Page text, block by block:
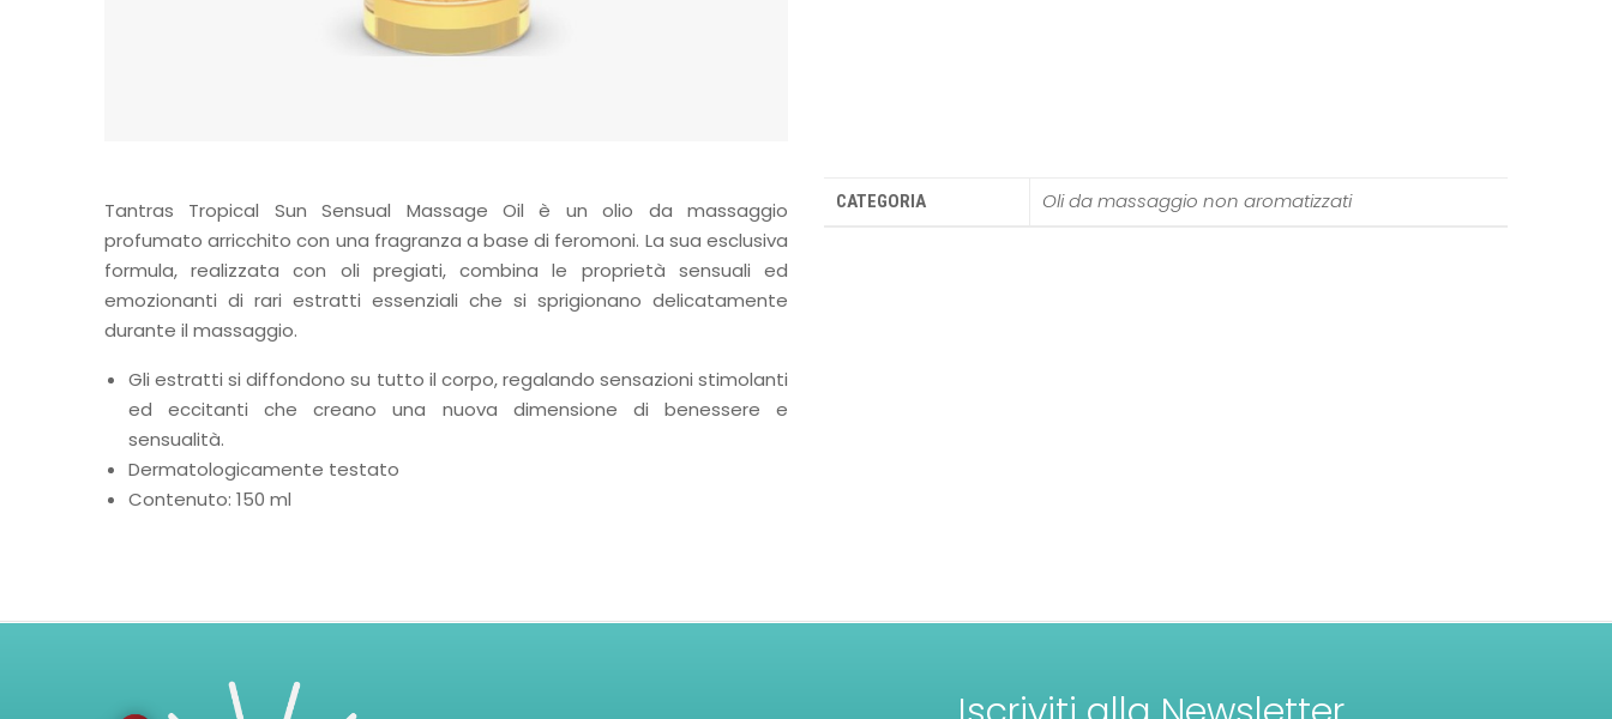
Tantras Tropical Sun Sensual Massage Oil è un olio da massaggio
profumato arricchito con una fragranza a base di feromoni. La sua esclusiva
formula, realizzata con oli pregiati, combina le proprietà sensuali ed
emozionanti di rari estratti essenziali che si sprigionano delicatamente
durante il massaggio.
Gli estratti si diffondono su tutto il corpo, regalando sensazioni stimolanti
ed eccitanti che creano una nuova dimensione di benessere e
sensualità.
Dermatologicamente testato
Contenuto: 150 ml
CATEGORIA Oli da massaggio non aromatizzati